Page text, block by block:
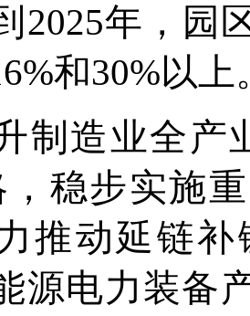
2025年，园
%和30%以上
制造业全产
，稳步实施
推动延链补
源电力装备